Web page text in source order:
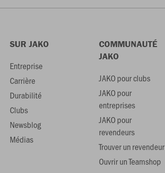
SUR JAKO
Entreprise
Carrière
Durabilité
Clubs
Newsblog
Médias
COMMUNAUTÉ
JAKO
JAKO pour clubs
JAKO pour
entreprises
JAKO pour
revendeurs
Trouver un revendeur
Ouvrir un Teamshop